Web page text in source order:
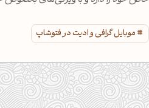
موبایل گرافی و ادیت در فتوشاپ